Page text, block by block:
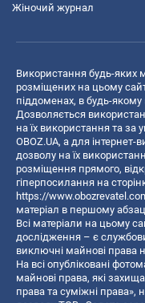
Жіночий журнал
Використання будь-яких
розміщених на цьому
піддоменах, в будь-якому
Дозволяється
на їх використання та за
OBOZ.UA, а для
дозволу на їх
розміщення прямого,
гіперпосилання на
https://
матеріал в першому
Всі матеріали на цьому
дослідження – є
виключні майнові права
На всі опубліковані
майнові права, які
права та суміжні права»,